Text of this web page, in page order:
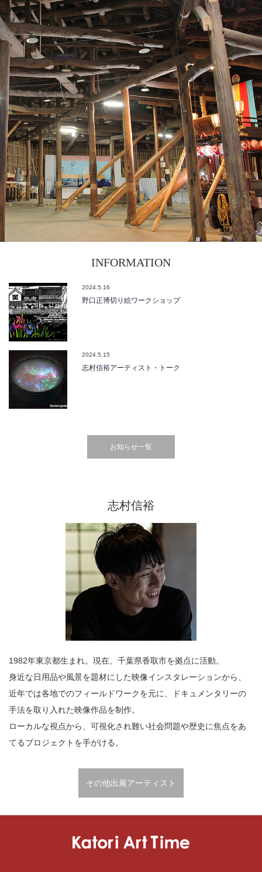
INFORMATION
2024.5.16
野口正博切り絵ワークショップ
2024.5.15
志村信裕アーティスト・トーク
お知らせ一覧
志村信裕
1982年東京都生まれ。現在、千葉県香取市を拠点に活動。
身近な日用品や風景を題材にした映像インスタレーションから、
近年では各地でのフィールドワークを元に、ドキュメンタリーの
手法を取り入れた映像作品を制作。
ローカルな視点から、可視化され難い社会問題や歴史に焦点をあ
てるプロジェクトを手がける。
その他出展アーティスト